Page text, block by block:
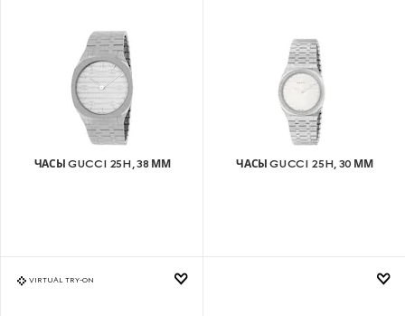
ЧАСЫ GUCCI 25H, 38 ММ ЧАСЫ GUCCI 25H, 30 ММ
VIRTUAL TRY-ON